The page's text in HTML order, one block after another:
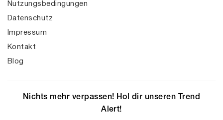
Nutzungsbedingungen
Datenschutz
Impressum
Kontakt
Blog
Nichts mehr verpassen! Hol dir unseren Trend
Alert!